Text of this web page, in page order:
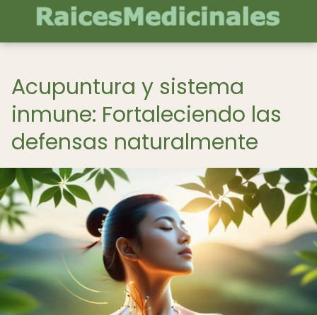
Acupuntura y sistema
inmune: Fortaleciendo las
defensas naturalmente